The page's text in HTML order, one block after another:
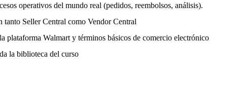
operativos del mundo real (pedidos, reembolsos, análisis).
tanto Seller Central como Vendor Central
plataforma Walmart y términos básicos de comercio electrónico
la biblioteca del curso